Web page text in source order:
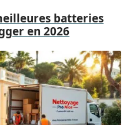
batteries
en 2026